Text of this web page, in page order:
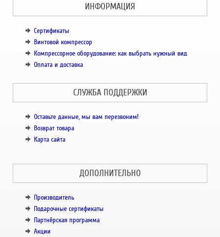
ИНФОРМАЦИЯ
Сертификаты
Винтовой компрессор
Компрессорное оборудование: как выбрать нужный вид
Оплата и доставка
СЛУЖБА ПОДДЕРЖКИ
Оставьте данные, мы вам перезвоним!
Возврат товара
Карта сайта
ДОПОЛНИТЕЛЬНО
Производитель
Подарочные сертификаты
Партнёрская программа
Акции